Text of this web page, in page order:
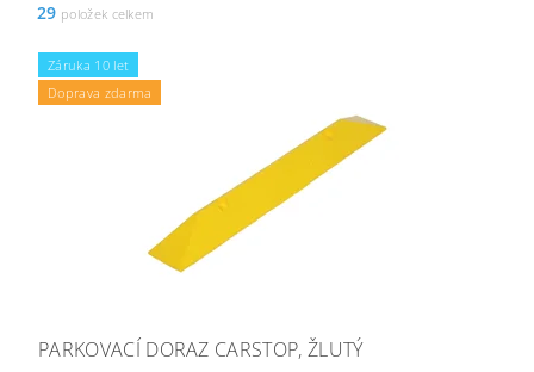
29 položek celkem
Záruka 10 let
Doprava zdarma
PARKOVACÍ DORAZ CARSTOP, ŽLUTÝ